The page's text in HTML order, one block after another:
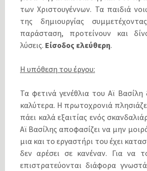
των Χριστουγέννων. Τα παιδιά
της δημιουργίας
παράσταση, προτείνουν και
λύσεις. Είσοδος ελεύθερη.
H υπόθεση του έργου:
Τα φετινά γενέθλια του Αϊ Βασίλη
καλύτερα. Η πρωτοχρονιά
πάει καλά εξαιτίας ενός
Αϊ Βασίλης αποφασίζει να μην
μια και το εργαστήρι του έχει
δεν αρέσει σε κανέναν. Για να
επιστρατεύονται διάφορα